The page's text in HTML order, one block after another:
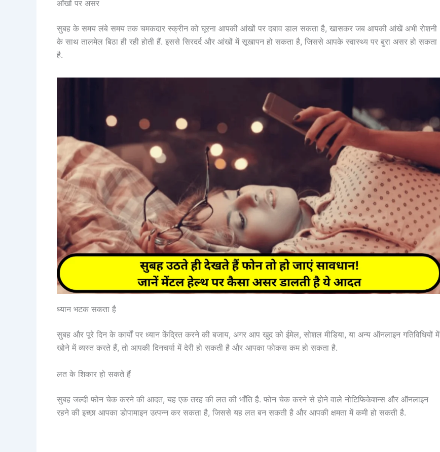
आँखों पर असर
सुबह के समय लंबे समय तक चमकदार स्क्रीन को घूरना आपकी आंखों पर दबाव डाल सकता है, खासकर जब आपकी आंखें अभी रोशनी
के साथ तालमेल बिठा ही रही होती हैं. इससे सिरदर्द और आंखों में सूखापन हो सकता है, जिससे आपके स्वास्थ्य पर बुरा असर हो सकता
है.
ध्यान भटक सकता है
सुबह और पूरे दिन के कार्यों पर ध्यान केंद्रित करने की बजाय, अगर आप खुद को ईमेल, सोशल मीडिया, या अन्य ऑनलाइन गतिविधियों में
खोने में व्यस्त करते हैं, तो आपकी दिनचर्या में देरी हो सकती है और आपका फोकस कम हो सकता है.
लत के शिकार हो सकते हैं
सुबह जल्दी फोन चेक करने की आदत, यह एक तरह की लत की भाँति है. फोन चेक करने से होने वाले नोटिफिकेशन्स और ऑनलाइन
रहने की इच्छा आपका डोपामाइन उत्पन्न कर सकता है, जिससे यह लत बन सकती है और आपकी क्षमता में कमी हो सकती है.